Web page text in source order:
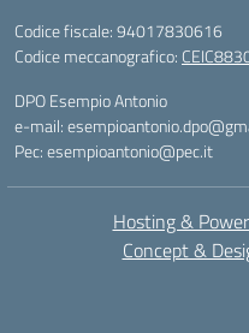
Codice fiscale: 94017830616
Codice meccanografico:
DPO Esempio Antonio
e-mail:
Pec: esempioantonio@pec.it
Hosting &
Concept &